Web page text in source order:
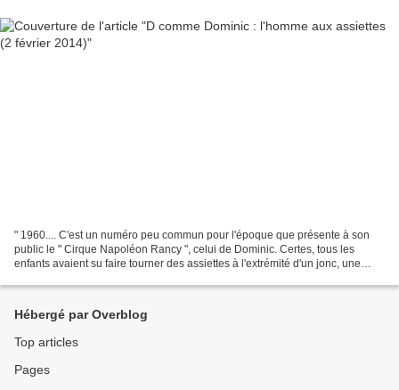
" 1960.... C'est un numéro peu commun pour l'époque que présente à son
public le " Cirque Napoléon Rancy ", celui de Dominic. Certes, tous les
enfants avaient su faire tourner des assiettes à l'extrémité d'un jonc, une
Hébergé par Overblog
Top articles
Pages